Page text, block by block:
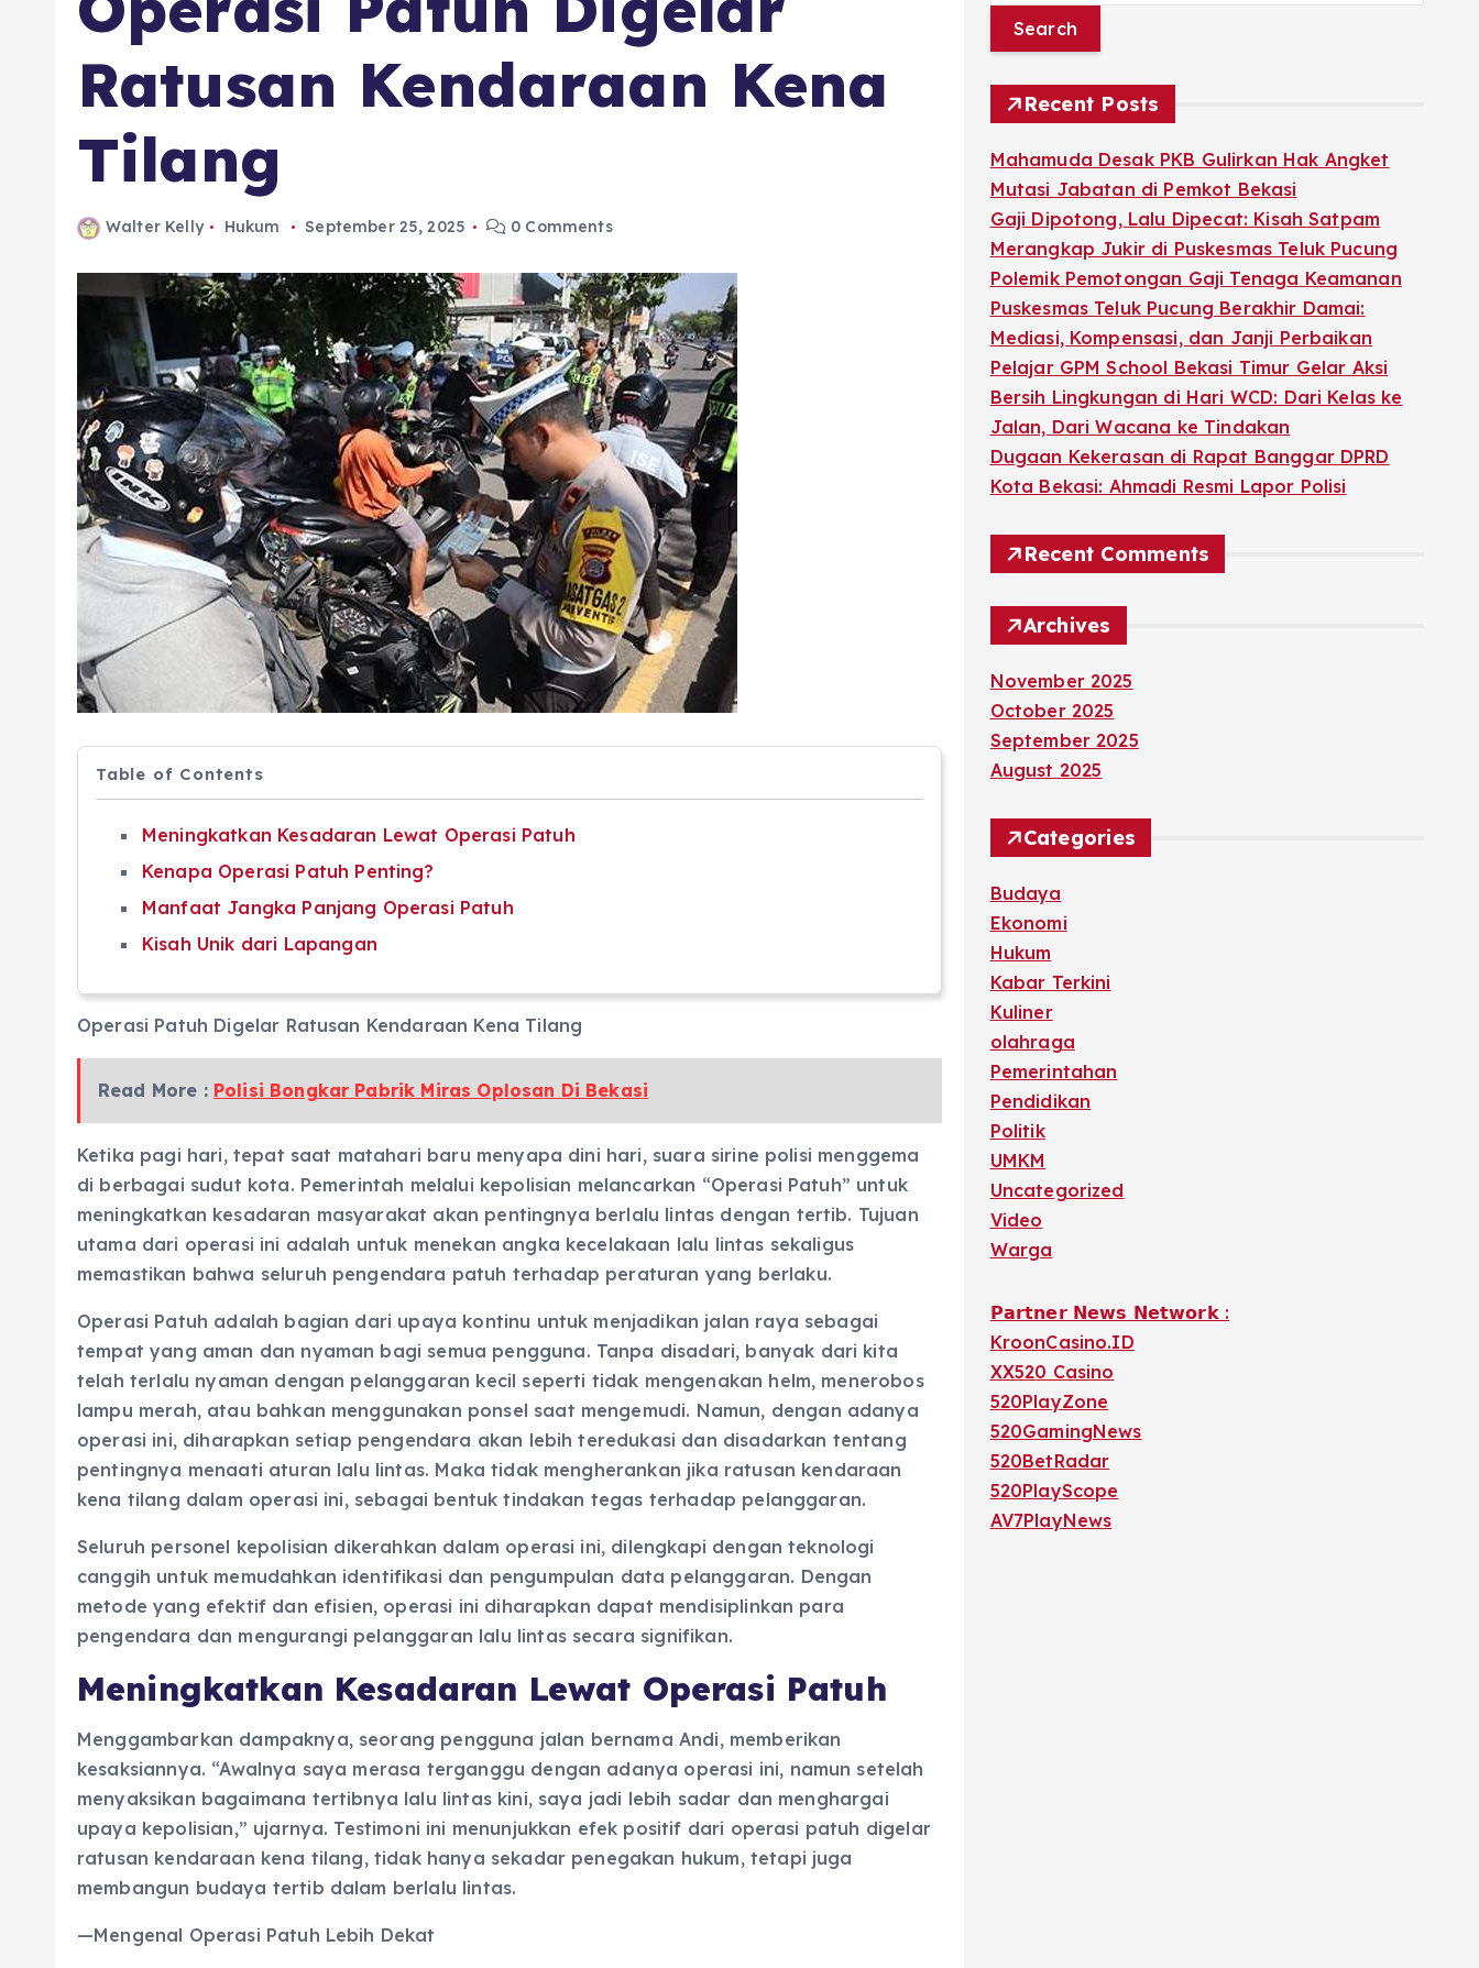
Ratusan Kendaraan Kena
Tilang
Walter Kelly Hukum September 25, 2025 0 Comments
Table of Contents
Meningkatkan Kesadaran Lewat Operasi Patuh
Kenapa Operasi Patuh Penting?
Manfaat Jangka Panjang Operasi Patuh
Kisah Unik dari Lapangan
Operasi Patuh Digelar Ratusan Kendaraan Kena Tilang
Read More : Polisi Bongkar Pabrik Miras Oplosan Di Bekasi
Ketika pagi hari, tepat saat matahari baru menyapa dini hari, suara sirine polisi menggema
di berbagai sudut kota. Pemerintah melalui kepolisian melancarkan “Operasi Patuh” untuk
meningkatkan kesadaran masyarakat akan pentingnya berlalu lintas dengan tertib. Tujuan
utama dari operasi ini adalah untuk menekan angka kecelakaan lalu lintas sekaligus
memastikan bahwa seluruh pengendara patuh terhadap peraturan yang berlaku.
Operasi Patuh adalah bagian dari upaya kontinu untuk menjadikan jalan raya sebagai
tempat yang aman dan nyaman bagi semua pengguna. Tanpa disadari, banyak dari kita
telah terlalu nyaman dengan pelanggaran kecil seperti tidak mengenakan helm, menerobos
lampu merah, atau bahkan menggunakan ponsel saat mengemudi. Namun, dengan adanya
operasi ini, diharapkan setiap pengendara akan lebih teredukasi dan disadarkan tentang
pentingnya menaati aturan lalu lintas. Maka tidak mengherankan jika ratusan kendaraan
kena tilang dalam operasi ini, sebagai bentuk tindakan tegas terhadap pelanggaran.
Seluruh personel kepolisian dikerahkan dalam operasi ini, dilengkapi dengan teknologi
canggih untuk memudahkan identifikasi dan pengumpulan data pelanggaran. Dengan
metode yang efektif dan efisien, operasi ini diharapkan dapat mendisiplinkan para
pengendara dan mengurangi pelanggaran lalu lintas secara signifikan.
Meningkatkan Kesadaran Lewat Operasi Patuh
Menggambarkan dampaknya, seorang pengguna jalan bernama Andi, memberikan
kesaksiannya. “Awalnya saya merasa terganggu dengan adanya operasi ini, namun setelah
menyaksikan bagaimana tertibnya lalu lintas kini, saya jadi lebih sadar dan menghargai
upaya kepolisian,” ujarnya. Testimoni ini menunjukkan efek positif dari operasi patuh digelar
ratusan kendaraan kena tilang, tidak hanya sekadar penegakan hukum, tetapi juga
membangun budaya tertib dalam berlalu lintas.
—Mengenal Operasi Patuh Lebih Dekat
r
c
o
r
:
Recent Posts
Mahamuda Desak PKB Gulirkan Hak Angket
Mutasi Jabatan di Pemkot Bekasi
Gaji Dipotong, Lalu Dipecat: Kisah Satpam
Merangkap Jukir di Puskesmas Teluk Pucung
Polemik Pemotongan Gaji Tenaga Keamanan
Puskesmas Teluk Pucung Berakhir Damai:
Mediasi, Kompensasi, dan Janji Perbaikan
Pelajar GPM School Bekasi Timur Gelar Aksi
Bersih Lingkungan di Hari WCD: Dari Kelas ke
Jalan, Dari Wacana ke Tindakan
Dugaan Kekerasan di Rapat Banggar DPRD
Kota Bekasi: Ahmadi Resmi Lapor Polisi
Recent Comments
Archives
November 2025
October 2025
September 2025
August 2025
Categories
Budaya
Ekonomi
Hukum
Kabar Terkini
Kuliner
olahraga
Pemerintahan
Pendidikan
Politik
UMKM
Uncategorized
Video
Warga
𝗣𝗮𝗿𝘁𝗻𝗲𝗿 𝗡𝗲𝘄𝘀 𝗡𝗲𝘁𝘄𝗼𝗿𝗸 :
KroonCasino.ID
XX520 Casino
520PlayZone
520GamingNews
520BetRadar
520PlayScope
AV7PlayNews